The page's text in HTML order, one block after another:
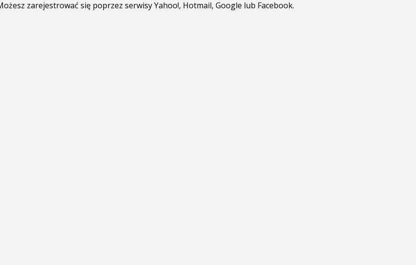
zarejestrować się poprzez serwisy Yahoo!, Hotmail, Google lub Facebook.